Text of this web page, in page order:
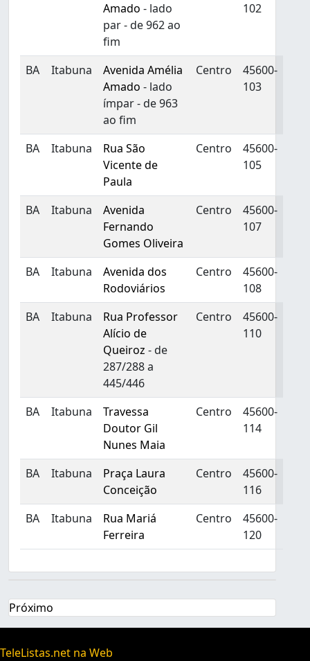
Amado - lado
par - de 962 ao
fim
102
BA Itabuna
Avenida Amélia
Amado - lado
ímpar - de 963
ao fim
Centro
45600-
103
BA Itabuna
Rua São
Vicente de
Paula
Centro
45600-
105
BA Itabuna
Avenida
Fernando
Gomes Oliveira
Centro
45600-
107
BA Itabuna
Avenida dos
Rodoviários
Centro
45600-
108
BA
Itabuna
Rua Professor
Alício de
Queiroz - de
287/288 a
445/446
Centro
45600-
110
BA Itabuna
Travessa
Doutor Gil
Nunes Maia
Centro
45600-
114
BA Itabuna
Praça Laura
Conceição
Centro
45600-
116
BA
Itabuna
Rua Mariá
Ferreira
Centro
45600-
120
Próximo
TeleListas.net na Web